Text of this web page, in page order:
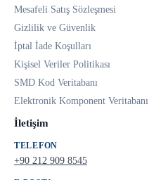
Mesafeli Satış Sözleşmesi
Gizlilik ve Güvenlik
İptal İade Koşulları
Kişisel Veriler Politikası
SMD Kod Veritabanı
Elektronik Komponent Veritabanı
İletişim
TELEFON
+90 212 909 8545